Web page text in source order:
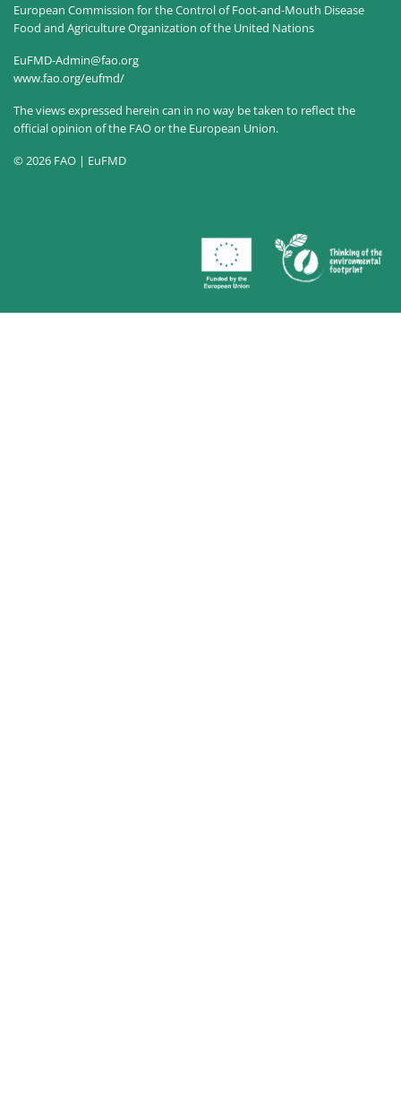
European Commission for the Control of Foot-and-Mouth Disease
Food and Agriculture Organization of the United Nations
EuFMD-Admin@fao.org
www.fao.org/eufmd/
The views expressed herein can in no way be taken to reflect the
official opinion of the FAO or the European Union.
© 2026 FAO | EuFMD